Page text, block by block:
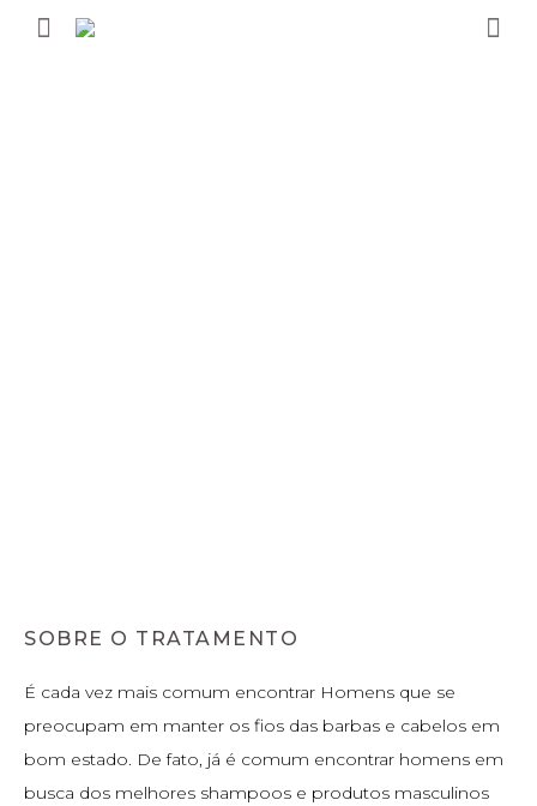
SOBRE O TRATAMENTO
É cada vez mais comum encontrar Homens que se
preocupam em manter os fios das barbas e cabelos em
bom estado. De fato, já é comum encontrar homens em
busca dos melhores shampoos e produtos masculinos